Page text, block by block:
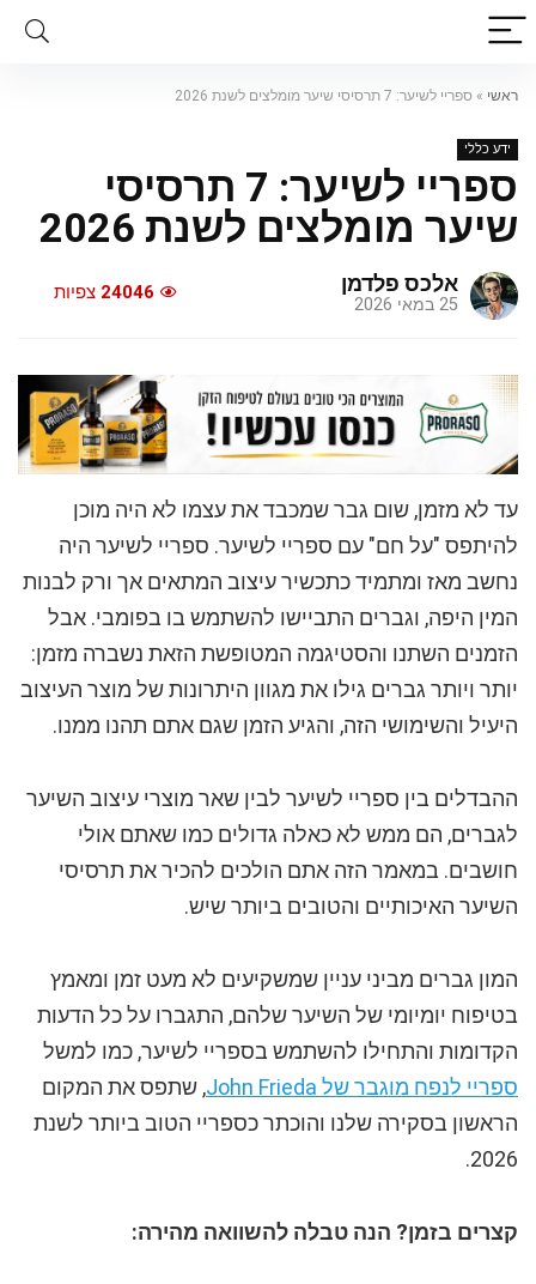
ראשי » ספריי לשיער: 7 תרסיסי שיער מומלצים לשנת 2026
ידע כללי
ספריי לשיער: 7 תרסיסי
שיער מומלצים לשנת 2026
אלכס פלדמן
25 במאי 2026
24046 צפיות
עד לא מזמן, שום גבר שמכבד את עצמו לא היה מוכן
להיתפס "על חם" עם ספריי לשיער. ספריי לשיער היה
נחשב מאז ומתמיד כתכשיר עיצוב המתאים אך ורק לבנות
המין היפה, וגברים התביישו להשתמש בו בפומבי. אבל
הזמנים השתנו והסטיגמה המטופשת הזאת נשברה מזמן:
יותר ויותר גברים גילו את מגוון היתרונות של מוצר העיצוב
היעיל והשימושי הזה, והגיע הזמן שגם אתם תהנו ממנו.
ההבדלים בין ספריי לשיער לבין שאר מוצרי עיצוב השיער
לגברים, הם ממש לא כאלה גדולים כמו שאתם אולי
חושבים. במאמר הזה אתם הולכים להכיר את תרסיסי
השיער האיכותיים והטובים ביותר שיש.
המון גברים מביני עניין שמשקיעים לא מעט זמן ומאמץ
בטיפוח יומיומי של השיער שלהם, התגברו על כל הדעות
הקדומות והתחילו להשתמש בספריי לשיער, כמו למשל
ספריי לנפח מוגבר של John Frieda
, שתפס את המקום
הראשון בסקירה שלנו והוכתר כספריי הטוב ביותר לשנת
2026.
קצרים בזמן? הנה טבלה להשוואה מהירה: